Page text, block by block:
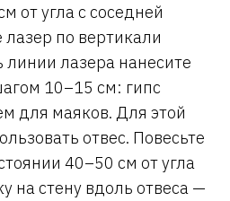
от угла с соседней
лазер по вертикали
лазера нанесите
10–15 см: гипс
для маяков. Для этой
отвес. Повесьте
40–50 см от угла
на стену вдоль отвеса —